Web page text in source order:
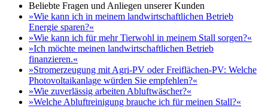
Beliebte Fragen und Anliegen unserer Kunden
»Wie kann ich in meinem landwirtschaftlichen Betrieb
Energie sparen?«
»Wie kann ich für mehr Tierwohl in meinem Stall sorgen?«
»Ich möchte meinen landwirtschaftlichen Betrieb
finanzieren.«
»Stromerzeugung mit Agri-PV oder Freiflächen-PV: Welche
Photovoltaikanlage würden Sie empfehlen?«
»Wie zuverlässig arbeiten Abluftwäscher?«
»Welche Abluftreinigung brauche ich für meinen Stall?«